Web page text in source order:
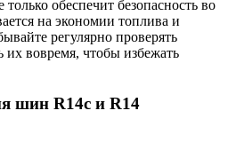
обеспечит безопасность во
на экономии топлива и
регулярно проверять
вовремя, чтобы избежать
шин R14c и R14